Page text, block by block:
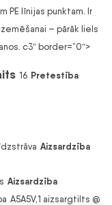
PE līnijas punktam. Ir
– pārāk liels
c3″ border=”0″>
16 Pretestība
Aizsardzība
Aizsardzība
A5A5V,1 aizsargtilts @